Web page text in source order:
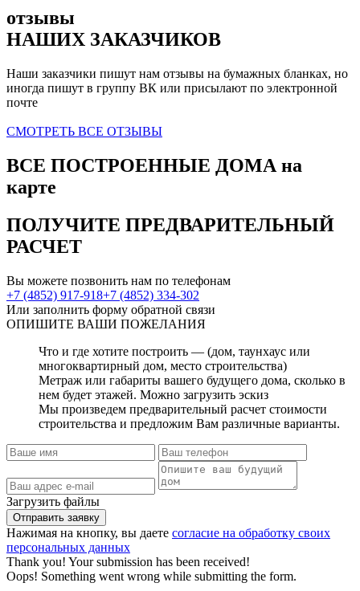
отзывы
НАШИХ ЗАКАЗЧИКОВ
Наши заказчики пишут нам отзывы на бумажных бланках, но
иногда пишут в группу ВК или присылают по электронной
почте
СМОТРЕТЬ ВСЕ ОТЗЫВЫ
ВСЕ ПОСТРОЕННЫЕ ДОМАна
карте
ПОЛУЧИТЕ ПРЕДВАРИТЕЛЬНЫЙ
РАСЧЕТ
Вы можете позвонить нам по телефонам
+7 (4852) 917-918+7 (4852) 334-302
Или заполнить форму обратной связи
ОПИШИТЕ ВАШИ ПОЖЕЛАНИЯ
Что и где хотите построить — (дом, таунхаус или
многоквартирный дом, место строительства)
Метраж или габариты вашего будущего дома, сколько в
нем будет этажей. Можно загрузить эскиз
Мы произведем предварительный расчет стоимости
строительства и предложим Вам различные варианты.
Загрузить файлы
Нажимая на кнопку, вы даете согласие на обработку своих
персональных данных
Thank you! Your submission has been received!
Oops! Something went wrong while submitting the form.